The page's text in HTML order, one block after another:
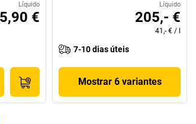
Líquido
€
Líquido
205,- €
41,- € /
7-10 dias úteis
Mostrar 6 variantes